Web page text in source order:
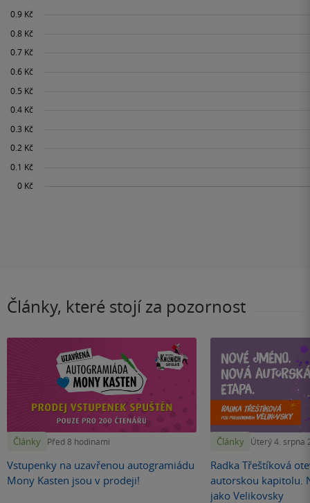
Články, které stojí za pozornost
Články Před 8 hodinami
Vstupenky na uzavřenou autogramiádu
Mony Kasten jsou v prodeji!
Články Úterý 4. srpna
Radka Třeštíková
autorskou kapitolu.
jako Velikovsky